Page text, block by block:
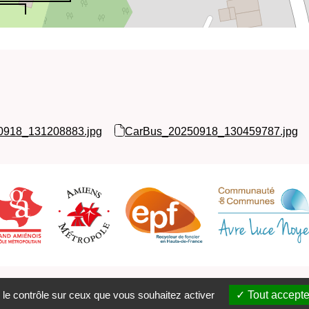
CarBus_20250918_130459787.jpg
légalesCataloguePMB ServicesPlan du siteContact
contrôle sur ceux que vous souhaitez activer Tout